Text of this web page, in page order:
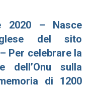
2020 – Nasce
del sito
Per celebrare la
dell’Onu sulla
di 1200